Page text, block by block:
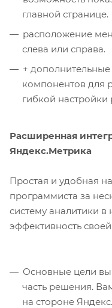
главной странице.
расположение
слева или справа.
+
компонентов для
гибкой
Расширенная
Яндекс.Метрика
Простая и удобная
программиста за
систему аналитики
эффективность
Основные цели
часть решения.
на стороне